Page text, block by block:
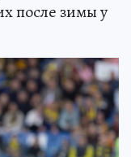
после зимы у